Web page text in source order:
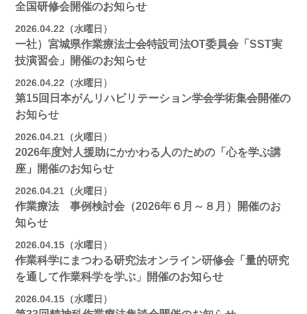
全国研修会開催のお知らせ
2026.04.22（水曜日）
一社）宮城県作業療法士会特設司法OT委員会「SST実
技演習会」開催のお知らせ
2026.04.22（水曜日）
第15回日本がんリハビリテーション学会学術集会開催の
お知らせ
2026.04.21（火曜日）
2026年度対人援助にかかわる人のための「心を学ぶ講
座」開催のお知らせ
2026.04.21（火曜日）
作業療法 事例検討会（2026年６月～８月）開催のお
知らせ
2026.04.15（水曜日）
作業科学にまつわる研究法オンライン研修会「量的研究
を通して作業科学を学ぶ」開催のお知らせ
2026.04.15（水曜日）